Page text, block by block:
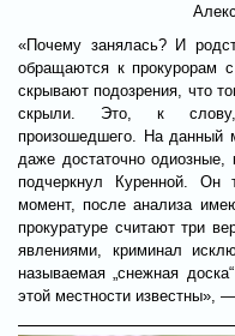
«Почему занялась? И
обращаются к прокурорам
скрывают подозрения, что
скрыли. Это, к слову,
произошедшего. На данный
даже достаточно
подчеркнул Куренной.
момент, после анализа
прокуратуре считают три
явлениями, криминал
называемая „снежная
этой местности известны»,